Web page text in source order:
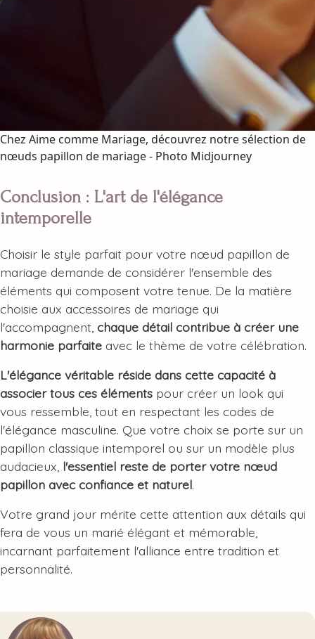
Chez Aime comme Mariage, découvrez notre sélection de
nœuds papillon de mariage - Photo Midjourney
Conclusion : L'art de l'élégance
intemporelle
Choisir le style parfait pour votre nœud papillon de
mariage demande de considérer l'ensemble des
éléments qui composent votre tenue. De la matière
choisie aux accessoires de mariage qui
l'accompagnent, chaque détail contribue à créer une
harmonie parfaite avec le thème de votre célébration.
L'élégance véritable réside dans cette capacité à
associer tous ces éléments pour créer un look qui
vous ressemble, tout en respectant les codes de
l'élégance masculine. Que votre choix se porte sur un
papillon classique intemporel ou sur un modèle plus
audacieux, l'essentiel reste de porter votre nœud
papillon avec confiance et naturel.
Votre grand jour mérite cette attention aux détails qui
fera de vous un marié élégant et mémorable,
incarnant parfaitement l'alliance entre tradition et
personnalité.